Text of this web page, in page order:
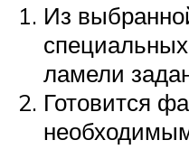
Из
ламели
Готовится